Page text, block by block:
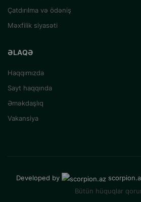
Çatdırılma və ödəniş
Məxfilik siyasəti
ƏLAQƏ
Haqqımızda
Sayt haqqında
Əməkdaşlıq
Vakansiya
Developed by
Bütün hüquqlar